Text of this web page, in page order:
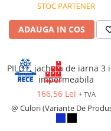
Anti-vibrații
Protecție descărcări
(ESD)
Protecție specială
Riscuri minime
Mânecuțe (Cotiere)
Accesorii
STOC PARTENER
ADAUGA IN COS
PILOT, jacheta de iarna 3
impermeabila
166,56 Lei + TVA
@ Culori (Variante De